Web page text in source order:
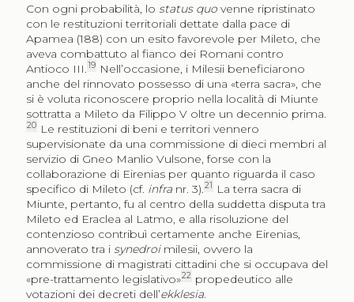
Con ogni probabilità, lo status quovenne ripristinato
con le restituzioni territoriali dettate dalla pace di
Apamea (188) con un esito favorevole per Mileto, che
aveva combattuto al fianco dei Romani contro
Antioco III.19 Nell’occasione, i Milesii beneficiarono
anche del rinnovato possesso di una «terra sacra», che
si è voluta riconoscere proprio nella località di Miunte
sottratta a Mileto da Filippo V oltre un decennio prima.
20 Le restituzioni di beni e territori vennero
supervisionate da una commissione di dieci membri al
servizio di Gneo Manlio Vulsone, forse con la
collaborazione di Eirenias per quanto riguarda il caso
specifico di Mileto (cf. infra nr. 3).21
La terra sacra di
Miunte, pertanto, fu al centro della suddetta disputa tra
Mileto ed Eraclea al Latmo, e alla risoluzione del
contenzioso contribuì certamente anche Eirenias,
annoverato tra i synedroi milesii, ovvero la
commissione di magistrati cittadini che si occupava del
«pre-trattamento legislativo»22 propedeutico alle
votazioni dei decreti dell’ekklesia.